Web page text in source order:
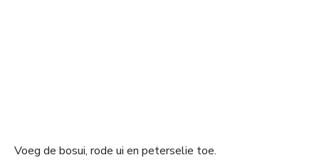
Voeg de bosui, rode ui en peterselie toe.